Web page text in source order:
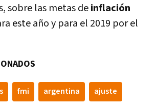
sobre las metas deinflación
este año y para el 2019 por el
fmi argentina ajuste